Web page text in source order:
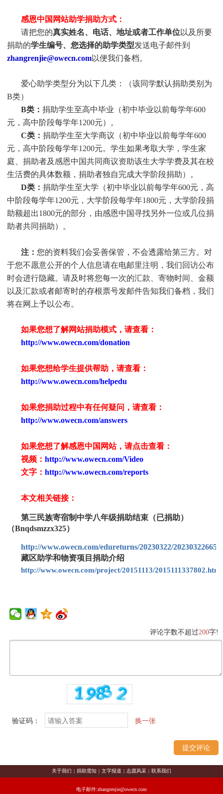
感恩中国网站助学捐助方式：
请把您的真实姓名、电话、地址或者工作单位以及所要
捐助的学生编号、您选择的助学类型发送电子邮件到
zhangrenjie@owecn.com以便我们备档。
爱心助学类型分为以下几类：（该同学默认捐助类别为
B类）
B类： 捐助学生至高中毕业（初中毕业以前每学年600
元，高中阶段每学年1200元）。
C类： 捐助学生至大学商议（初中毕业以前每学年600
元，高中阶段每学年1200元。 学生如果考取大学， 学生家
庭、捐助者及感恩中国共同商议资助该生大学学费及其在校
生活费的具体数额，捐助者独自完成大学阶段捐助）。
D类： 捐助学生至大学（初中毕业以前每学年600元，高
中阶段每学年1200元，大学阶段每学年1800元，大学阶段捐
助额超出1800元的部分，由感恩中国寻找另外一位或几位捐
助者共同捐助）。
注： 您的资料我们会妥善保管，不会透露给第三方。对
于您不愿意公开的个人信息请在电邮里注明，我们回访公布
时会进行隐藏。请及时将您每一次的汇款、寄物时间、金额
以及汇款或者邮寄时的存根票号发邮件告知我们备档，我们
将在网上予以公布。
如果您想了解网站捐助模式，请查看：
http://www.owecn.com/donation
如果您想给学生提供帮助，请查看：
http://www.owecn.com/helpedu
如果您捐助过程中有任何疑问，请查看：
http://www.owecn.com/answers
如果您想了解感恩中国网站，请点击查看：
视频： http://www.owecn.com/Video
文字： http://www.owecn.com/reports
本文相关链接：
第三民族寄宿制中学八年级捐助结束（已捐助）
（Bnqdsmzzx325）
http://www.owecn.com/edureturns/20230322/
藏区助学和物资项目捐助介绍
http://www.owecn.com/project/20151113/2015111337802.html
评论字数不超过200字!
验证码： 换一张
关于我们 | 捐助需知 | 文字报道 | 志愿风采 | 联系我们
电子邮件:zhangrenjie@owecn.com